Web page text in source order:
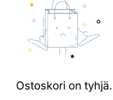
Ostoskori on tyhjä.